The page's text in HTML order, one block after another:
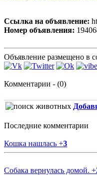
Ссылка на объявление:
Номер объявления:
Объявление размещено в
Комментарии - (0)
Последние комментарии
Кошка нашлась +3
Собака вернулась домой. +